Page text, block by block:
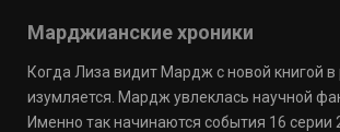
Марджианские хроники
Когда Лиза видит Мардж с новой книгой в
изумляется. Мардж увлеклась научной
Именно так начинаются события 16 серии